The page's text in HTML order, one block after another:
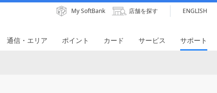
My SoftBank 店舗を探す ENGLISH
通信・エリア ポイント カード サービス サポート